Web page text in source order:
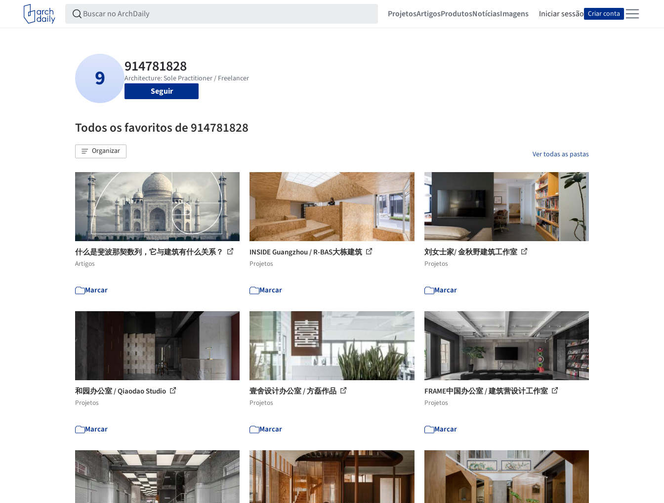
ProjetosArtigosProdutosNotíciasImagens Iniciar sessão Criar conta
Seguir
Todos os favoritos de 914781828
Organizar Ver todas as pastas
什么是斐波那契数列，它与建筑有什么关系？
Artigos
Marcar
INSIDE Guangzhou / R-BAS大栋建筑
Projetos
Marcar
刘女士家/ 金秋野建筑工作室
Projetos
Marcar
和园办公室 / Qiaodao Studio
Projetos
Marcar
壹舍设计办公室 / 方磊作品
Projetos
Marcar
FRAME中国办公室 / 建筑营设计工作室
Projetos
Marcar